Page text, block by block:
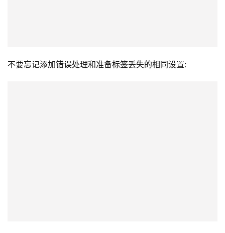
不要忘记添加错误处理和准备标签丢失的相同设置: